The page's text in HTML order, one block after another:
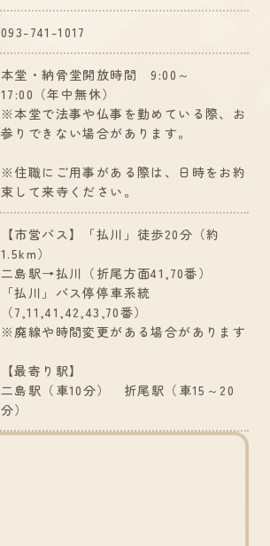
093-741-1017
本堂・納骨堂開放時間 9:00～
17:00（年中無休）
※本堂で法事や仏事を勤めている際、お
参りできない場合があります。
※住職にご用事がある際は、日時をお約
束して来寺ください。
【市営バス】「払川」徒歩20分（約
1.5km）
二島駅→払川（折尾方面41,70番）
「払川」バス停停車系統
（7,11,41,42,43,70番）
※廃線や時間変更がある場合があります
【最寄り駅】
二島駅（車10分） 折尾駅（車15～20
分）